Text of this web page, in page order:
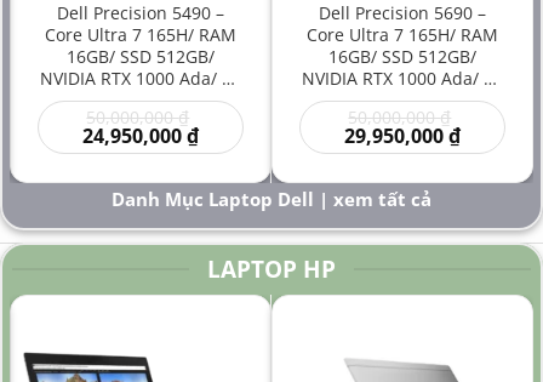
Dell Precision 5490 –
Core Ultra 7 165H/ RAM
16GB/ SSD 512GB/
NVIDIA RTX 1000 Ada/ 14
inch – Laptop
Workstation Đồ Họa Siêu
Gọn Hiệu Năng Cao Giá
50,000,000₫
gốc
là:
50,000,000 ₫.
24,950,000₫Giá
hiện
là:
24,950,000 ₫.
Dell Precision 5690 –
Core Ultra 7 165H/ RAM
16GB/ SSD 512GB/
NVIDIA RTX 1000 Ada/ 16
inch – Laptop
Workstation Cao Cấp Đồ
Họa Kỹ Thuật Sáng Tạo
50,000,000₫
gốc
là:
29,950,000₫Giá
hiện
là:
₫.
Danh Mục Laptop Dell | xem tất cả
LAPTOP HP